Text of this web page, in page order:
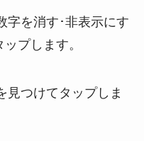
字を消す･非表示にす
プします。
見つけてタップしま